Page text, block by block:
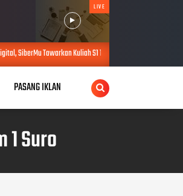
LIVE
S1 100 Persen Daring Bebas Biaya Pendaftaran
PASANG IKLAN
Suro